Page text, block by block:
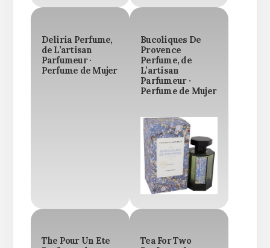
Deliria Perfume,
de L’artisan
Parfumeur ·
Perfume de Mujer
Bucoliques De
Provence
Perfume, de
L’artisan
Parfumeur ·
Perfume de Mujer
The Pour Un Ete
Tea For Two